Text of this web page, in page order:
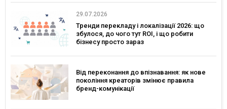
29.07.2026
Тренди перекладу і локалізації 2026: що
збулося, до чого тут ROI, і що робити
бізнесу просто зараз
Від переконання до впізнавання: як нове
покоління креаторів змінює правила
бренд-комунікації